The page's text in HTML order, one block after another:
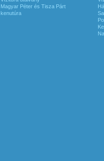
Magyar Péter és Tisza Párt
kenutúra